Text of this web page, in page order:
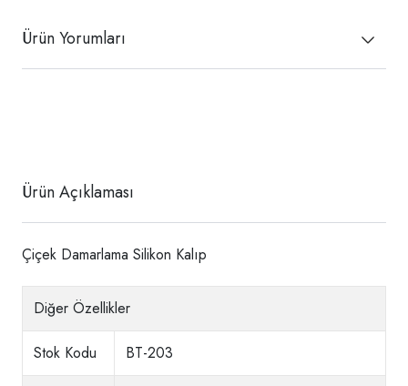
Ürün Yorumları
Ürün Açıklaması
Çiçek Damarlama Silikon Kalıp
Diğer Özellikler
Stok Kodu BT-203